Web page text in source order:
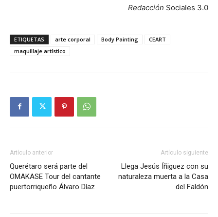
Redacción Sociales 3.0
ETIQUETAS arte corporal Body Painting
CEART
maquillaje artístico
Artículo anterior
Querétaro será parte del
OMAKASE Tour del cantante
puertorriqueño Álvaro Díaz
Artículo siguiente
Llega Jesús Íñiguez con su
naturaleza muerta a la Casa
del Faldón